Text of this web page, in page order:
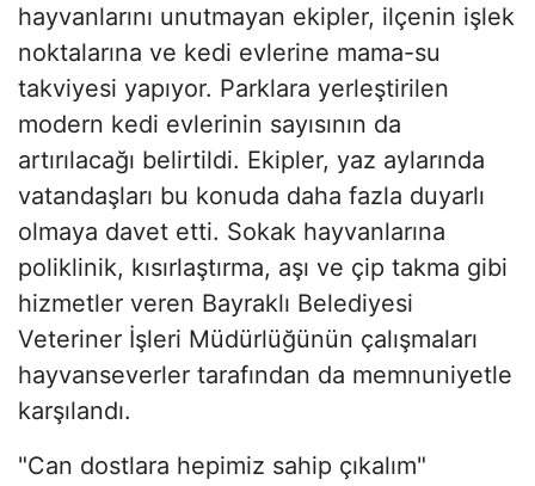
hayvanlarını unutmayan ekipler, ilçenin işlek
noktalarına ve kedi evlerine mama-su
takviyesi yapıyor. Parklara yerleştirilen
modern kedi evlerinin sayısının da
artırılacağı belirtildi. Ekipler, yaz aylarında
vatandaşları bu konuda daha fazla duyarlı
olmaya davet etti. Sokak hayvanlarına
poliklinik, kısırlaştırma, aşı ve çip takma gibi
hizmetler veren Bayraklı Belediyesi
Veteriner İşleri Müdürlüğünün çalışmaları
hayvanseverler tarafından da memnuniyetle
karşılandı.
"Can dostlara hepimiz sahip çıkalım"